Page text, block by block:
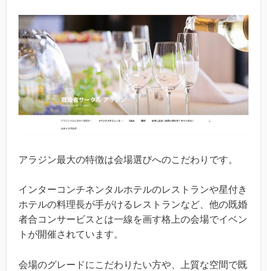
アラジン最大の特徴は会場選びへのこだわりです。
インターコンチネンタルホテルのレストランや星付き
ホテルの料理長が手がけるレストランなど、他の既婚
者合コンサービスとは一線を画す格上の会場でイベン
トが開催されています。
会場のグレードにこだわりたい方や、上質な空間で既